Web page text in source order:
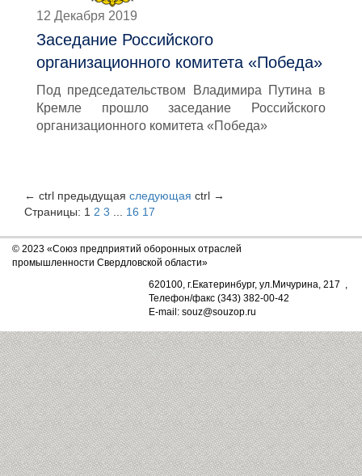
12 Декабря 2019
Заседание Российского
организационного комитета «Победа»
Под председательством Владимира Путина в
Кремле прошло заседание Российского
организационного комитета «Победа»
← ctrl предыдущая следующая ctrl →
Страницы: 1 2 3 ... 16 17
© 2023 «Союз предприятий оборонных отраслей
промышленности Свердловской области»
620100, г.Екатеринбург, ул.Мичурина, 217 ,
Телефон/факс (343) 382-00-42
E-mail: souz@souzop.ru